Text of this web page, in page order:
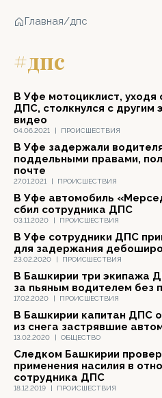
Главная/дпс
#дпс
04.06.2021 | ПРОИСШЕСТВИЯ
В Уфе мотоциклист, уходя
ДПС, столкнулся с другим
видео
27.01.2021 | ПРОИСШЕСТВИЯ
В Уфе задержали
поддельными правами,
почте
03.11.2020 | ПРОИСШЕСТВИЯ
В Уфе автомобиль
сбил сотрудника ДПС
23.02.2020 | ПРОИСШЕСТВИЯ
В Уфе сотрудники ДПС
для задержания
17.02.2020 | ПРОИСШЕСТВИЯ
В Башкирии три экипажа
за пьяным водителем без
13.02.2020 | ОБЩЕСТВО
В Башкирии капитан ДПС
из снега застрявшие
18.12.2019 | ПРОИСШЕСТВИЯ
Следком Башкирии
применения насилия в
сотрудника ДПС